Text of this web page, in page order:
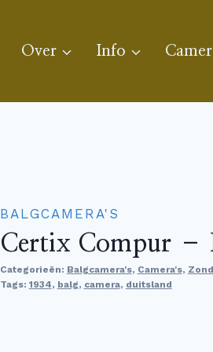
Over Info
BALGCAMERA'S
Certix Compur –
Categorieën: Balgcamera's, Camera's,
Tags: 1934, balg, camera, duitsland